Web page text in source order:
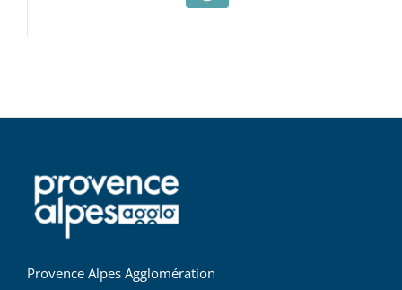
Provence Alpes Agglomération